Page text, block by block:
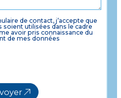
de contact, j’accepte que
soient utilisées dans le cadre
de mes données